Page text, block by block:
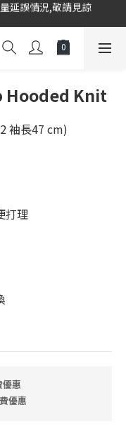
國直送香港
國直送香港
回饋計劃
延誤情況,敬請見諒
Hooded Knit
袖長47 cm)
打理
惠
優惠